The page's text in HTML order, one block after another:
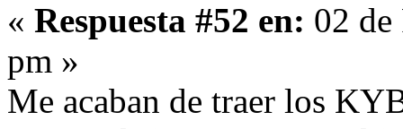
« Respuesta #52 en: 02
pm »
Me acaban de traer los